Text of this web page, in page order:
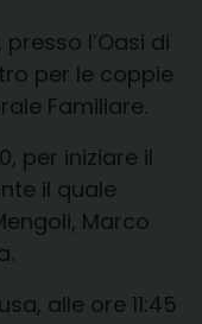
l’Oasi di
per le coppie
Familiare.
per iniziare il
il quale
Marco
alle ore 11:45